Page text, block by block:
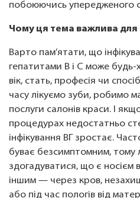
побоюючись упередженого
Чому ця тема важлива для
Варто пам’ятати, що
гепатитами В і С може будь-
вік, стать, професія чи
часу лікуємо зуби, робимо
послуги салонів краси. І
процедурах недостатньо
інфікування ВГ зростає.
буває безсимптомним,
здогадуватися, що є носієм
іншим — через кров,
або під час пологів від